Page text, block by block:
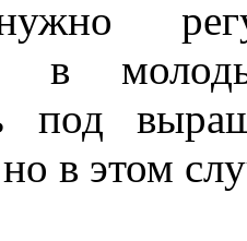
в
под
в этом